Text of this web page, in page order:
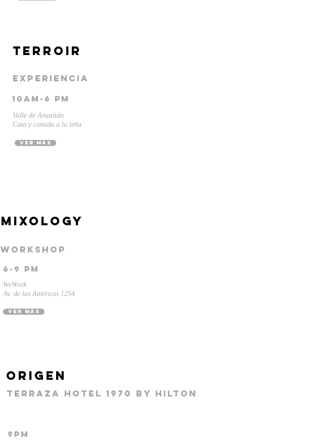
terroir
experiencia
10AM-6 pm
Valle de Amatitán
Cata y comida a la leña
ver más
mixology
workshop
6-9 pm
WeWork
Av. de las Américas 1254
ver más
origen
terraza Hotel 1970 by hilton
9pm